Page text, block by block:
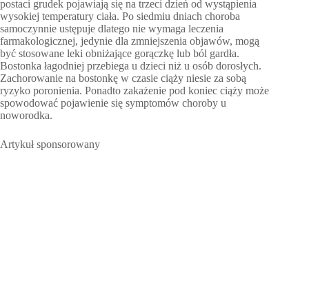
postaci grudek pojawiają się na trzeci dzień od wystąpienia
wysokiej temperatury ciała. Po siedmiu dniach choroba
samoczynnie ustępuje dlatego nie wymaga leczenia
farmakologicznej, jedynie dla zmniejszenia objawów, mogą
być stosowane leki obniżające gorączkę lub ból gardła.
Bostonka łagodniej przebiega u dzieci niż u osób dorosłych.
Zachorowanie na bostonkę w czasie ciąży niesie za sobą
ryzyko poronienia. Ponadto zakażenie pod koniec ciąży może
spowodować pojawienie się symptomów choroby u
noworodka.
Artykuł sponsorowany